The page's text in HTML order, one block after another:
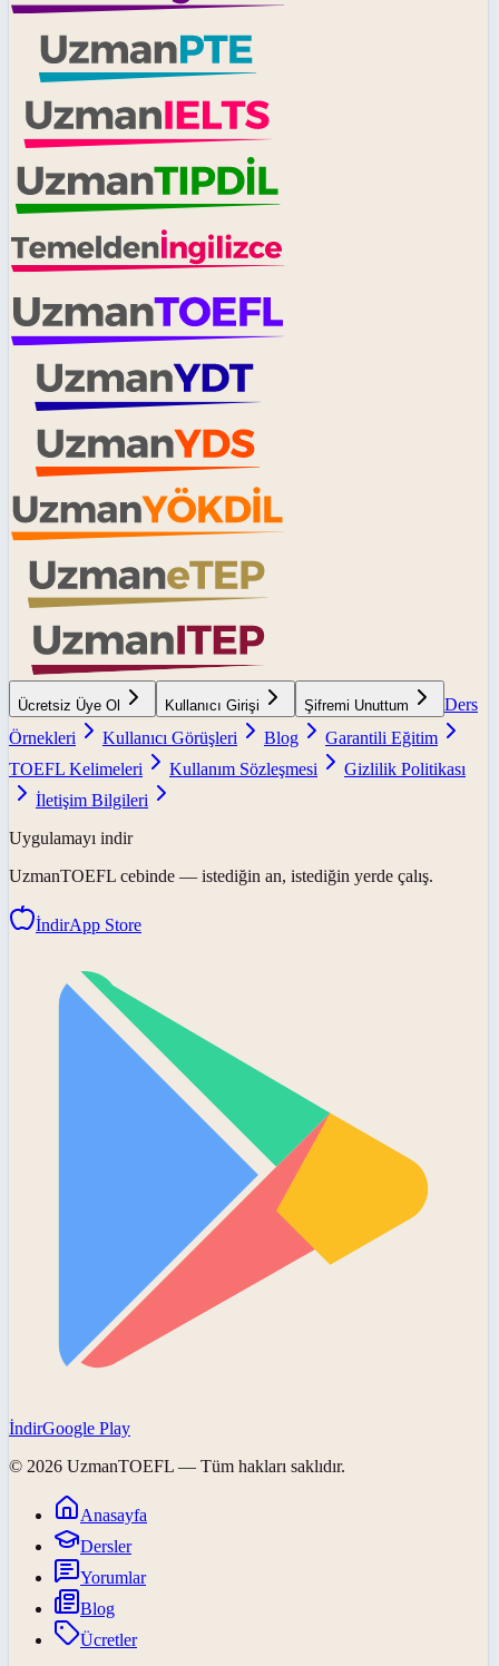
Ücretsiz Üye Ol Kullanıcı Girişi Şifremi Unuttum
Ders
Örnekleri
Kullanıcı Görüşleri Blog
Garantili Eğitim
TOEFL Kelimeleri
Kullanım Sözleşmesi
Gizlilik Politikası
İletişim Bilgileri
Uygulamayı indir
UzmanTOEFL cebinde — istediğin an, istediğin yerde çalış.
İndirApp Store
İndirGoogle Play
© 2026 UzmanTOEFL — Tüm hakları saklıdır.
Anasayfa
Dersler
Yorumlar
Blog
Ücretler